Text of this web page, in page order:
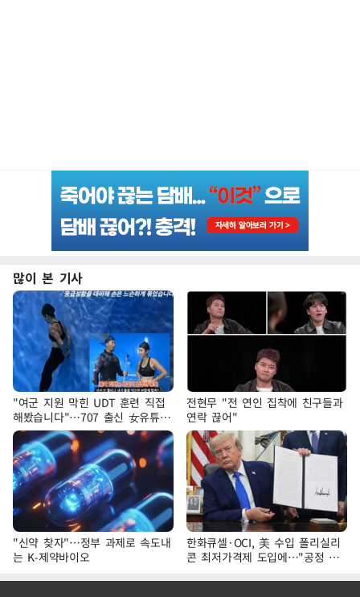
많이 본 기사
"여군 지원 막힌 UDT 훈련 직접
해봤습니다"…707 출신 女유튜버
'완벽 소화'
전현무 "전 연인 집착에 친구들과
연락 끊어"
"신약 찾자"…정부 과제로 속도내
는 K-제약바이오
한화큐셀·OCI, 美 수입 폴리실리
콘 최저가격제 도입에…"공정 경
쟁·수익성 개선 환영"